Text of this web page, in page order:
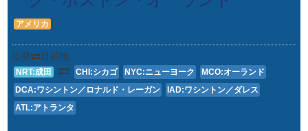
アメリカ
出発 目的地
NRT:成田 CHI:シカゴ NYC:ニューヨーク
MCO:オーランド
DCA:ワシントン／ロナルド・レーガン
IAD:ワシントン／ダレス
ATL:アトランタ